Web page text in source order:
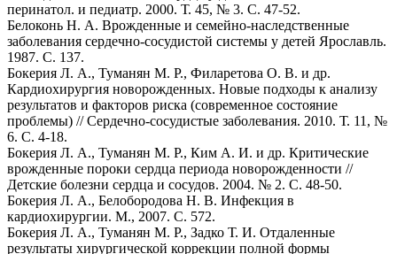
перинатол. и педиатр. 2000. Т. 45, № 3. С. 47-52.
Белоконь Н. А. Врожденные и семейно-наследственные
заболевания сердечно-сосудистой системы у детей Ярославль.
1987. С. 137.
Бокерия Л. А., Туманян М. Р., Филаретова О. В. и др.
Кардиохирургия новорожденных. Новые подходы к анализу
результатов и факторов риска (современное состояние
проблемы) // Сердечно-сосудистые заболевания. 2010. Т. 11, №
6. С. 4-18.
Бокерия Л. А., Туманян М. Р., Ким А. И. и др. Критические
врожденные пороки сердца периода новорожденности //
Детские болезни сердца и сосудов. 2004. № 2. С. 48-50.
Бокерия Л. А., Белобородова Н. В. Инфекция в
кардиохирургии. М., 2007. С. 572.
Бокерия Л. А., Туманян М. Р., Задко Т. И. Отдаленные
результаты хирургической коррекции полной формы